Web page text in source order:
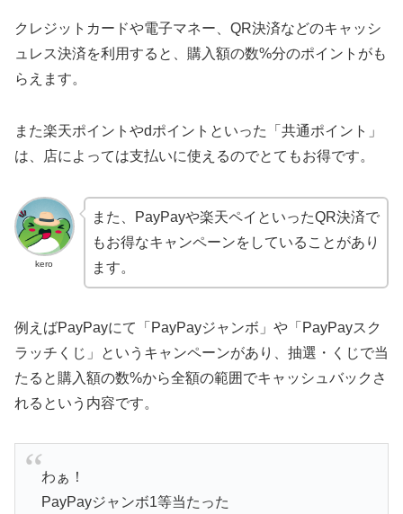
クレジットカードや電子マネー、QR決済などのキャッシ
ュレス決済を利用すると、購入額の数%分のポイントがも
らえます。
また楽天ポイントやdポイントといった「共通ポイント」
は、店によっては支払いに使えるのでとてもお得です。
kero
また、PayPayや楽天ペイといったQR決済で
もお得なキャンペーンをしていることがあり
ます。
例えばPayPayにて「PayPayジャンボ」や「PayPayスク
ラッチくじ」というキャンペーンがあり、抽選・くじで当
たると購入額の数%から全額の範囲でキャッシュバックさ
れるという内容です。
わぁ！
PayPayジャンボ1等当たった